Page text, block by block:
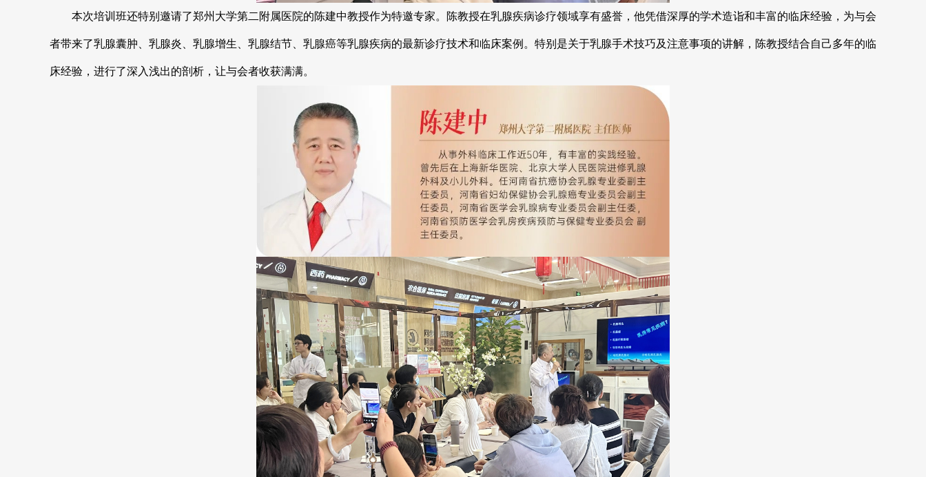
本次培训班还特别邀请了郑州大学第二附属医院的陈建中教授作为特邀专家。陈教授在乳腺疾病诊疗领域享有盛誉，他凭借深厚的学术造诣和丰富的临床经验，为与会
者带来了乳腺囊肿、乳腺炎、乳腺增生、乳腺结节、乳腺癌等乳腺疾病的最新诊疗技术和临床案例。特别是关于乳腺手术技巧及注意事项的讲解，陈教授结合自己多年的临
床经验，进行了深入浅出的剖析，让与会者收获满满。